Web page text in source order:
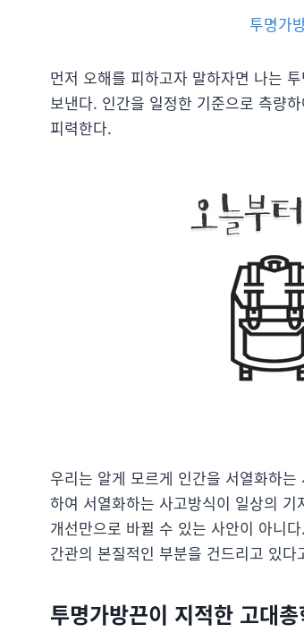
투명가
먼저 오해를 피하고자 말하자면 나는
보낸다. 인간을 일정한 기준으로 측량
피력한다.
우리는 알게 모르게 인간을 서열화하
하여 서열화하는 사고방식이 일상의
개선만으로 바뀔 수 있는 사안이 아니
간관의 본질적인 부분을 건드리고 있다
투명가방끈이 지적한 고대